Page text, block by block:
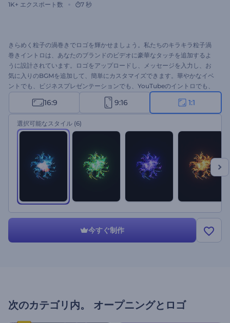
1K+ エクスポート数 7 秒
きらめく粒子の渦巻きでロゴを輝かせましょう。私たちのキラキラ粒子渦
巻きイントロは、あなたのブランドのビデオに豪華なタッチを追加するよ
うに設計されています。ロゴをアップロードし、メッセージを入力し、お
気に入りのBGMを追加して、簡単にカスタマイズできます。華やかなイベ
ントでも、ビジネスプレゼンテーションでも、YouTubeのイントロでも、
このテンプレートがあなたのロゴを輝かせます。わずか数クリックで忘れ
られないイントロを作りましょう！
16:9 9:16 1:1
選択可能なスタイル (6)
今すぐ制作
次のカテゴリ内。 オープニングとロゴ